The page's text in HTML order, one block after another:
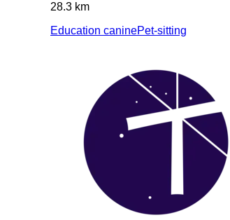
28.3 km
Education caninePet-sitting